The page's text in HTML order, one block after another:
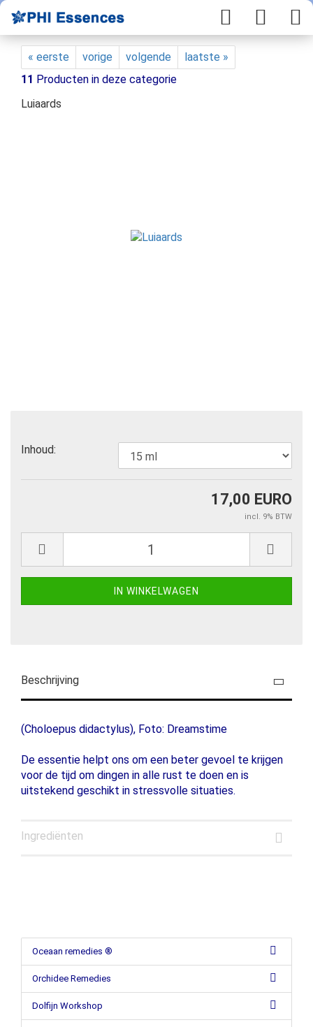
« eerste vorige volgende
laatste »
11 Producten in deze categorie
Luiaards
Inhoud:
17,00 EURO
incl. 9% BTW
Beschrijving
(Choloepus didactylus), Foto: Dreamstime
De essentie helpt ons om een ​​beter gevoel te krijgen
voor de tijd om dingen in alle rust te doen en is
uitstekend geschikt in stressvolle situaties.
Ingrediënten
Oceaan remedies ®
Orchidee Remedies
Dolfijn Workshop